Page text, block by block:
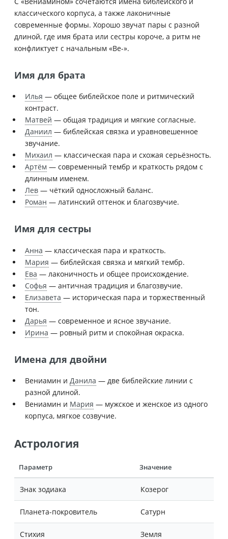
классического корпуса, а также лаконичные
современные формы. Хорошо звучат пары с разной
длиной, где имя брата или сестры короче, а ритм не
конфликтует с начальным «Ве-».
Имя для брата
Илья — общее библейское поле и ритмический
контраст.
Матвей — общая традиция и мягкие согласные.
Даниил — библейская связка и уравновешенное
звучание.
Михаил — классическая пара и схожая серьёзность.
Артём — современный тембр и краткость рядом с
длинным именем.
Лев — чёткий односложный баланс.
Роман — латинский оттенок и благозвучие.
Имя для сестры
Анна — классическая пара и краткость.
Мария — библейская связка и мягкий тембр.
Ева — лаконичность и общее происхождение.
Софья — античная традиция и благозвучие.
Елизавета — историческая пара и торжественный
тон.
Дарья — современное и ясное звучание.
Ирина — ровный ритм и спокойная окраска.
Имена для двойни
Вениамин и Данила — две библейские линии с
разной длиной.
Вениамин и Мария — мужское и женское из одного
корпуса, мягкое созвучие.
Астрология
Параметр Значение
Знак зодиака Козерог
Планета-покровитель Сатурн
Стихия Земля